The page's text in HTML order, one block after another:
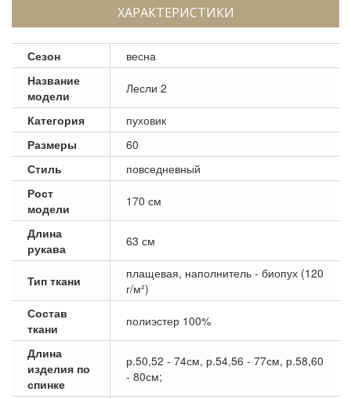
ХАРАКТЕРИСТИКИ
Сезон
весна
Название
модели
Лесли 2
Категория
пуховик
Размеры
60
Стиль
повседневный
Рост
модели
170 см
Длина
рукава
63 см
Тип ткани
плащевая, наполнитель - биопух (120
г/м²)
Состав
ткани
полиэстер 100%
Длина
изделия по
спинке
р.50,52 - 74см, р.54,56 - 77см, р.58,60
- 80см;